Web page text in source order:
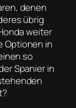
denen
übrig
weiter
Optionen in
so
Spanier in